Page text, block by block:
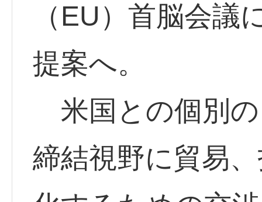
（EU）首脳会議
提案へ。
米国との個別の
締結視野に貿易